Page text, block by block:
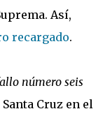
Así,
recargado.
número seis
Cruz en el